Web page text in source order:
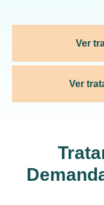
Ver
Ver